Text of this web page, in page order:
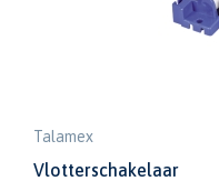
Talamex
Vlotterschakelaar